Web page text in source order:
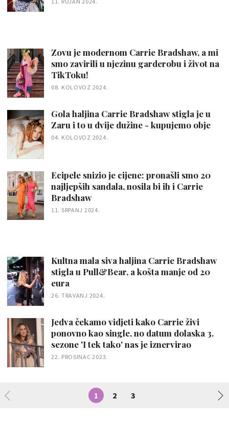
Zovu je modernom Carrie Bradshaw, a mi
smo zavirili u njezinu garderobu i život na
TikToku!
08. KOLOVOZ 2024.
Gola haljina Carrie Bradshaw stigla je u
Zaru i to u dvije dužine - kupujemo obje
04. KOLOVOZ 2024.
Ecipele snizio je cijene: pronašli smo 20
najljepših sandala, nosila bi ih i Carrie
Bradshaw
11. SRPANJ 2024.
Kultna mala siva haljina Carrie Bradshaw
stigla u Pull&Bear, a košta manje od 20
eura
26. TRAVANJ 2024.
Jedva čekamo vidjeti kako Carrie živi
ponovno kao single, no datum dolaska 3.
sezone 'I tek tako' nas je iznervirao
22. PROSINAC 2023.
1 2 3